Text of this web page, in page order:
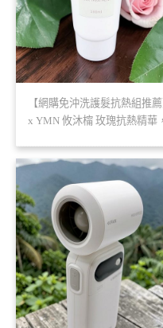
【網購免沖洗護髮抗熱組推
x YMN 攸沐橣 玫瑰抗熱精華